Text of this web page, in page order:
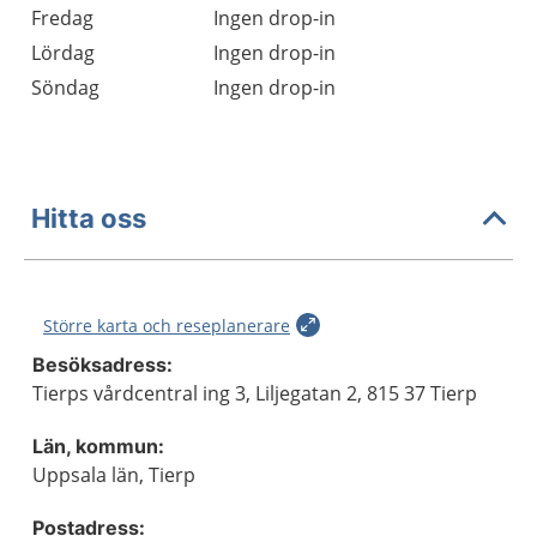
Fredag
Ingen drop-in
Lördag
Ingen drop-in
Söndag
Ingen drop-in
Hitta oss
Större karta och reseplanerare
Besöksadress:
Tierps vårdcentral ing 3, Liljegatan 2, 815 37 Tierp
Län, kommun:
Uppsala län, Tierp
Postadress: